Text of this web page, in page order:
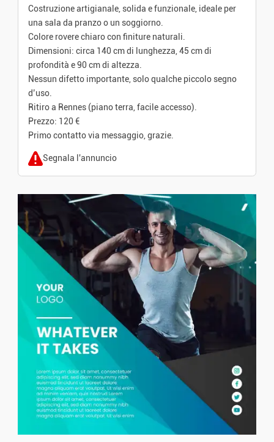
Costruzione artigianale, solida e funzionale, ideale per
una sala da pranzo o un soggiorno.
Colore rovere chiaro con finiture naturali.
Dimensioni: circa 140 cm di lunghezza, 45 cm di
profondità e 90 cm di altezza.
Nessun difetto importante, solo qualche piccolo segno
d’uso.
Ritiro a Rennes (piano terra, facile accesso).
Prezzo: 120 €
Primo contatto via messaggio, grazie.
Segnala l'annuncio